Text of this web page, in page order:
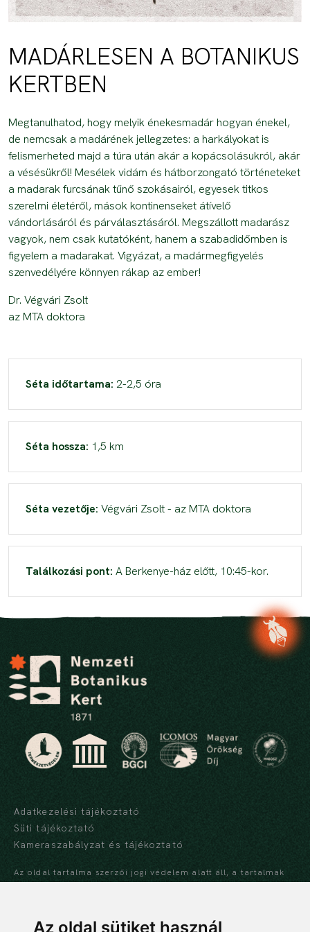
Az oldal sütiket használ
MADÁRLESEN A BOTANIKUS
KERTBEN
Megtanulhatod, hogy melyik énekesmadár hogyan énekel,
de nemcsak a madárének jellegzetes: a harkályokat is
felismerheted majd a túra után akár a kopácsolásukról, akár
a vésésükről! Mesélek vidám és hátborzongató történeteket
a madarak furcsának tűnő szokásairól, egyesek titkos
szerelmi életéről, mások kontinenseket átívelő
vándorlásáról és párválasztásáról. Megszállott madarász
vagyok, nem csak kutatóként, hanem a szabadidőmben is
figyelem a madarakat. Vigyázat, a madármegfigyelés
szenvedélyére könnyen rákap az ember!
Dr. Végvári Zsolt
az MTA doktora
Séta időtartama: 2-2,5 óra
Séta hossza: 1,5 km
Séta vezetője: Végvári Zsolt - az MTA doktora
Találkozási pont: A Berkenye-ház előtt, 10:45-kor.
Adatkezelési tájékoztató
Süti tájékoztató
Kameraszabályzat és tájékoztató
Az oldal tartalma szerzői jogi védelem alatt áll, a tartalmak